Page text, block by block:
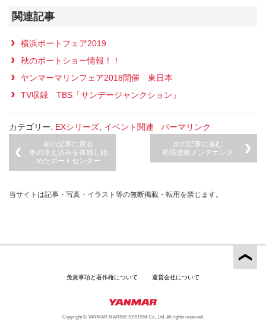
関連記事
横浜ボートフェア2019
秋のボートショー情報！！
ヤンマーマリンフェア2018開催 東日本
TV収録 TBS「サンデージャンクション」
カテゴリー: EXシリーズ イベント関連 パーマリンク
前の記事に戻る
冬の冷え込みを体感し始
めたボートセンター
次の記事に進む
船底塗装メンテナンス
当サイトは記事・写真・イラスト等の無断掲載・転用を禁じます。
免責事項と著作権について 運営会社について
Copyright © YANMAR MARINE SYSTEM Co., Ltd. All rights reserved.